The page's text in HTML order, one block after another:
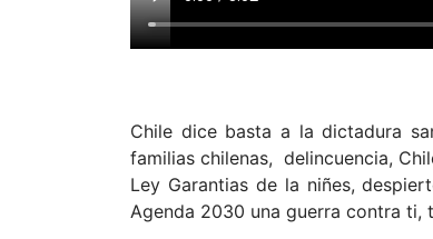
Chile dice basta a la dictadura
familias chilenas, delincuencia,
Ley Garantias de la niñes,
Agenda 2030 una guerra contra ti,